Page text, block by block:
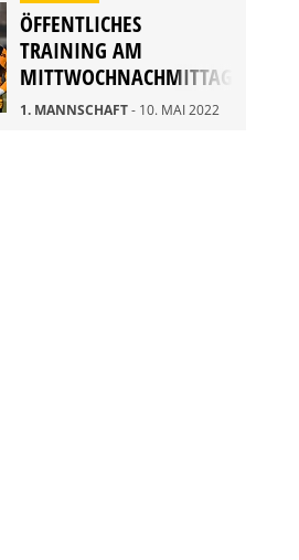
ÖFFENTLICHES
TRAINING AM
MITTWOCHNACHMITTAG
1. MANNSCHAFT- 10. MAI 2022